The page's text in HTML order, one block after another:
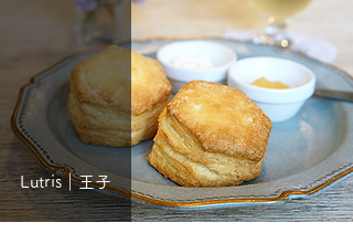
Lutris｜王子